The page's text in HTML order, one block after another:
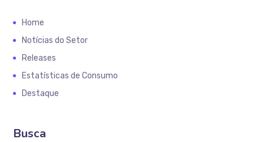
Home
Notícias do Setor
Releases
Estatísticas de Consumo
Destaque
Busca